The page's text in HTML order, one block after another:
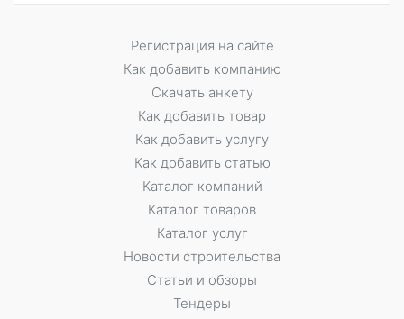
Регистрация на сайте
Как добавить компанию
Скачать анкету
Как добавить товар
Как добавить услугу
Как добавить статью
Каталог компаний
Каталог товаров
Каталог услуг
Новости строительства
Статьи и обзоры
Тендеры